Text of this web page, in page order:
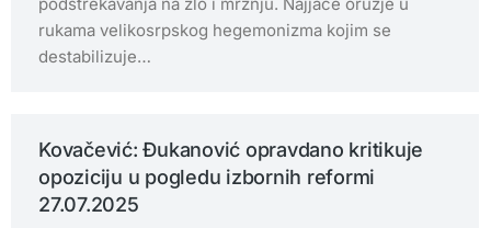
rukama velikosrpskog hegemonizma kojim se
destabilizuje…
Kovačević: Đukanović opravdano kritikuje
opoziciju u pogledu izbornih reformi
27.07.2025